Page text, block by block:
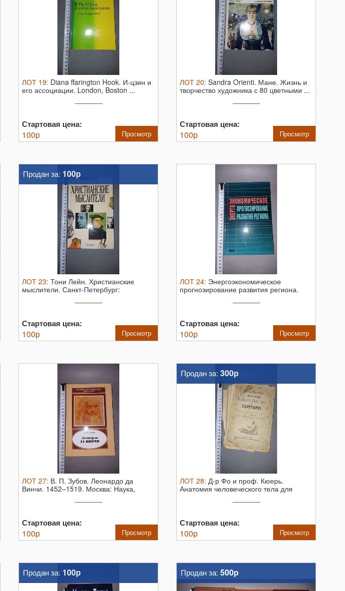
ЛОТ 19: Diana ffarington Hook. И-цзин и
его ассоциации. London, Boston ...
Стартовая цена:
100р Просмотр
ЛОТ 20: Sandra Orienti. Мане. Жизнь и
творчество художника с 80 цветными ...
Стартовая цена:
100р Просмотр
Продан за: 100р
ЛОТ 23: Тони Лейн. Христианские
мыслители. Санкт-Петербург:
Стартовая цена:
100р Просмотр
ЛОТ 24: Энергоэкономическое
прогнозирование развития региона.
Стартовая цена:
100р Просмотр
ЛОТ 27: В. П. Зубов. Леонардо да
Винчи. 1452–1519. Москва: Наука,
Стартовая цена:
100р Просмотр
Продан за: 300р
ЛОТ 28: Д-р Фо и проф. Кюерь.
Анатомия человеческого тела для
Стартовая цена:
100р Просмотр
Продан за: 100р Продан за: 500р